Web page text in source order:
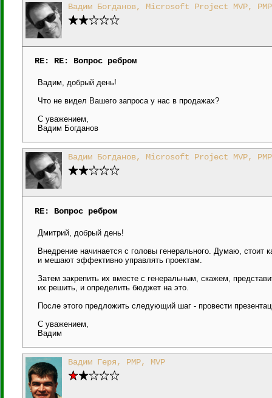
Вадим Богданов, Microsoft Project MVP,
RE: RE: Вопрос ребром
Вадим, добрый день!
Что не видел Вашего запроса у нас в продажах?
С уважением,
Вадим Богданов
Вадим Богданов, Microsoft Project MVP,
RE: Вопрос ребром
Дмитрий, добрый день!
Внедрение начинается с головы генерального. Думаю, стоит
и мешают эффективно управлять проектам.
Затем закрепить их вместе с генеральным, скажем,
их решить, и определить бюджет на это.
После этого предложить следующий шаг - провести
С уважением,
Вадим
Вадим Геря, PMP, MVP